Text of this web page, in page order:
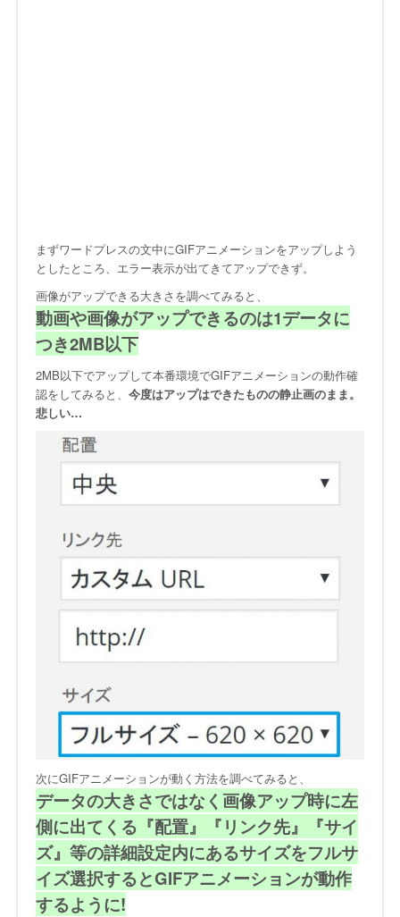
まずワードプレスの文中にGIFアニメーションをアップしよう
としたところ、エラー表示が出てきてアップできず。
画像がアップできる大きさを調べてみると、
動画や画像がアップできるのは1データに
つき2MB以下
2MB以下でアップして本番環境でGIFアニメーションの動作確
認をしてみると、 今度はアップはできたものの静止画のまま。
悲しい…
次にGIFアニメーションが動く方法を調べてみると、
データの大きさではなく画像アップ時に左
側に出てくる『配置』『リンク先』『サイ
ズ』等の詳細設定内にあるサイズをフルサ
イズ選択するとGIFアニメーションが動作
するように!